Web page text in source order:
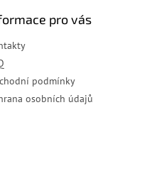
pro vás
podmínky
osobních údajů